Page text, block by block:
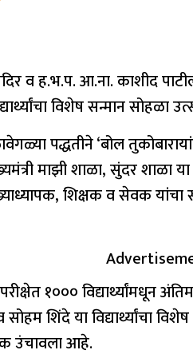
व ह.भ.प. आ.ना. काशीद
विशेष सन्मान सोहळा
पद्धतीने ‘बोल
माझी शाळा, सुंदर शाळा
शिक्षक व सेवक यांचा
१००० विद्यार्थ्यांमधून
शिंदे या विद्यार्थ्यांचा
उंचावला आहे.